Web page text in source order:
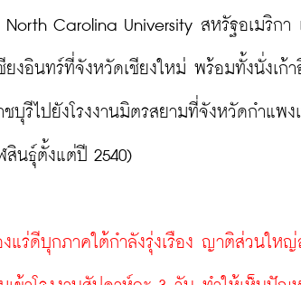
Carolina University สหรัฐอเมริก
ยงอินทร์ที่จังหวัดเชียงใหม่ พร้อมทั้งนั่งเก้
บุรีไปยังโรงงานมิตรสยามที่จังหวัดกำแ
สินธุ์ตั้งแต่ปี 2540)
แร่ดีบุกภาคใต้กำลังรุ่งเรือง ญาติส่วนให